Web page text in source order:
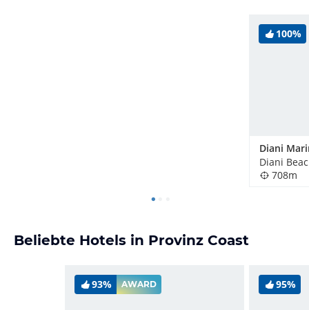
100%
Diani
708m
Beliebte Hotels in Provinz Coast
93% AWARD 95%